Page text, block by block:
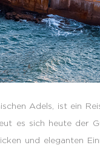
Adels, ist ein
es sich heute der
und eleganten